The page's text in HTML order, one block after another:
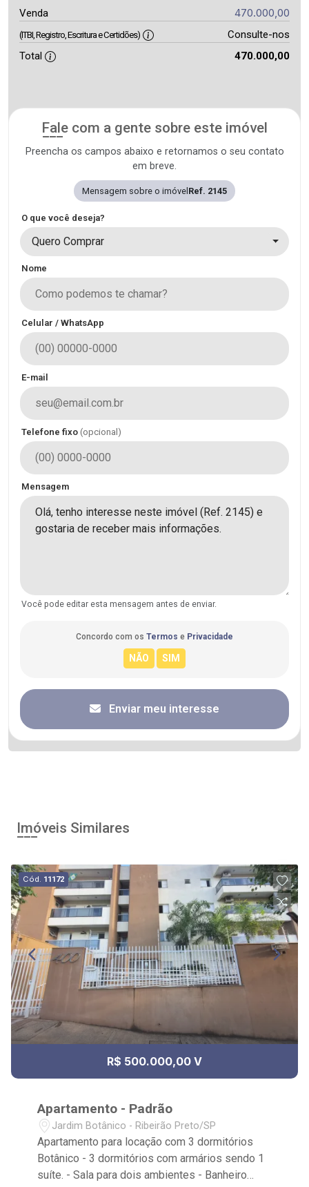
Venda 470.000,00
(ITBI, Registro, Escritura e Certidões)
Consulte-nos
Total
470.000,00
Fale com a gente sobre este imóvel
Preencha os campos abaixo e retornamos o seu contato
em breve.
Mensagem sobre o imóvel Ref. 2145
O que você deseja?
Quero Comprar
Nome
Celular / WhatsApp
E-mail
Telefone fixo (opcional)
Mensagem
Você pode editar esta mensagem antes de enviar.
Concordo com os Termos e Privacidade
Enviar meu interesse
Imóveis Similares
Cód. 11172
R$ 500.000,00 V
Apartamento - Padrão
Jardim Botânico - Ribeirão Preto/SP
Apartamento para locação com 3 dormitórios
Botânico - 3 dormitórios com armários sendo 1
suíte. - Sala para dois ambientes - Banheiro